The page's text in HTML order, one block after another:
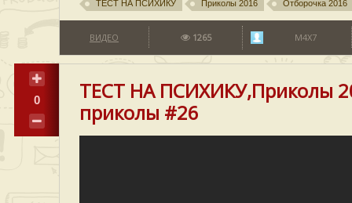
ТЕСТ НА ПСИХИКУ Приколы 2016 Отборочка 2016
ВИДЕО 1265 M4X7
0
ТЕСТ НА ПСИХИКУ,Приколы
приколы #26